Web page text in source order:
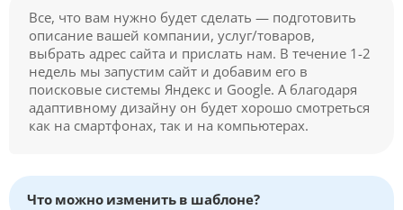
Все, что вам нужно будет сделать — подготовить
описание вашей компании, услуг/товаров,
выбрать адрес сайта и прислать нам. В течение 1-2
недель мы запустим сайт и добавим его в
поисковые системы Яндекс и Google. А благодаря
адаптивному дизайну он будет хорошо смотреться
как на смартфонах, так и на компьютерах.
Что можно изменить в шаблоне?